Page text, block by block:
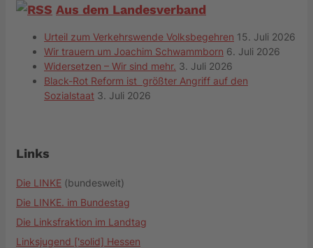
Aus dem Landesverband
Urteil zum Verkehrswende Volksbegehren 15. Juli 2026
Wir trauern um Joachim Schwammborn 6. Juli 2026
Widersetzen – Wir sind mehr. 3. Juli 2026
Black-Rot Reform ist größter Angriff auf den
Sozialstaat 3. Juli 2026
Links
Die LINKE (bundesweit)
Die LINKE. im Bundestag
Die Linksfraktion im Landtag
Linksjugend ['solid] Hessen